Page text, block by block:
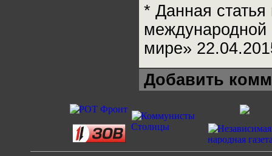
* Данная
мире»
Добавить